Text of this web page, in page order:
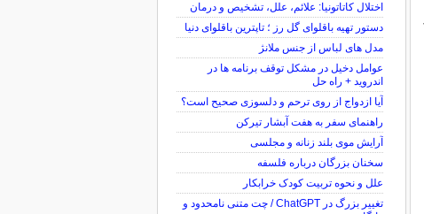
اختلال کاتاتونیا: علائم، علل، تشخیص و درمان
دستور تهیه باقلوای گل رز ؛ تاپترین باقلوای دنیا
مدل های لباس از جنس ملانژ
عوامل دخیل در مشکل توقف برنامه ها در
اندروید + راه حل
آیا ازدواج از روی ترحم و دلسوزی صحیح است؟
راهنمای سفر به هفت آبشار تیرکن
آرایش موی بلند زنانه و مجلسی
سخنان بزرگان درباره فلسفه
علل و نحوه تربیت کودک خرابکار
تغییر بزرگ در ChatGPT / چت متنی نامحدود و